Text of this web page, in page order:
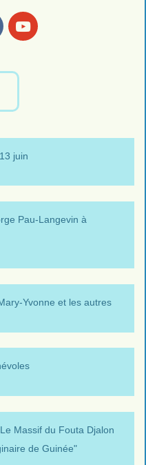
juin
Pau-Langevin à
Yvonne et les autres
Massif du Fouta Djalon
de Guinée"